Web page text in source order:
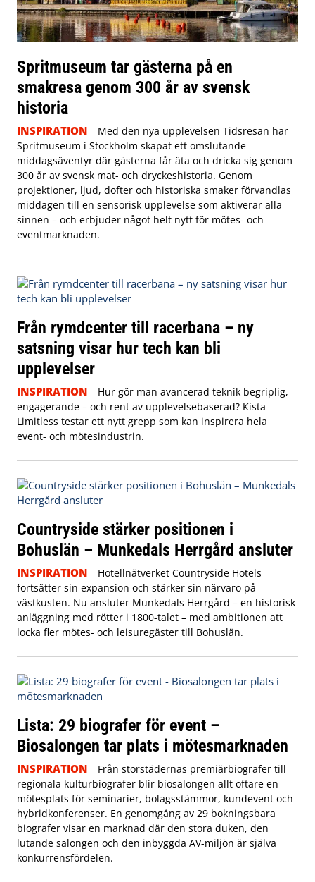
Spritmuseum tar gästerna på en
smakresa genom 300 år av svensk
historia
INSPIRATION
Med den nya upplevelsen Tidsresan har
Spritmuseum i Stockholm skapat ett omslutande
middagsäventyr där gästerna får äta och dricka sig genom
300 år av svensk mat- och dryckeshistoria. Genom
projektioner, ljud, dofter och historiska smaker förvandlas
middagen till en sensorisk upplevelse som aktiverar alla
sinnen – och erbjuder något helt nytt för mötes- och
eventmarknaden.
Från rymdcenter till racerbana – ny
satsning visar hur tech kan bli
upplevelser
INSPIRATION
Hur gör man avancerad teknik begriplig,
engagerande – och rent av upplevelsebaserad? Kista
Limitless testar ett nytt grepp som kan inspirera hela
event- och mötesindustrin.
Countryside stärker positionen i
Bohuslän – Munkedals Herrgård ansluter
INSPIRATION
Hotellnätverket Countryside Hotels
fortsätter sin expansion och stärker sin närvaro på
västkusten. Nu ansluter Munkedals Herrgård – en historisk
anläggning med rötter i 1800-talet – med ambitionen att
locka fler mötes- och leisuregäster till Bohuslän.
Lista: 29 biografer för event –
Biosalongen tar plats i mötesmarknaden
INSPIRATION
Från storstädernas premiärbiografer till
regionala kulturbiografer blir biosalongen allt oftare en
mötesplats för seminarier, bolagsstämmor, kundevent och
hybridkonferenser. En genomgång av 29 bokningsbara
biografer visar en marknad där den stora duken, den
lutande salongen och den inbyggda AV-miljön är själva
konkurrensfördelen.